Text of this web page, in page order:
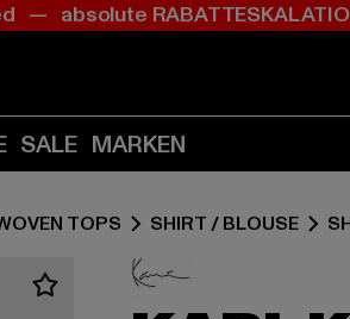
Zum
(Enter
drücken)
Zum
(Enter
drücken)
— absolute
SALE MARKEN
TOPS SHIRT / BLOUSE